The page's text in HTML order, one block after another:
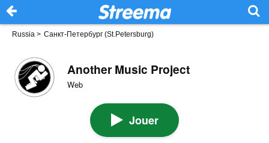
Russia > Санкт-Петербург (St.Petersburg)
Another Music Project
Web
Jouer